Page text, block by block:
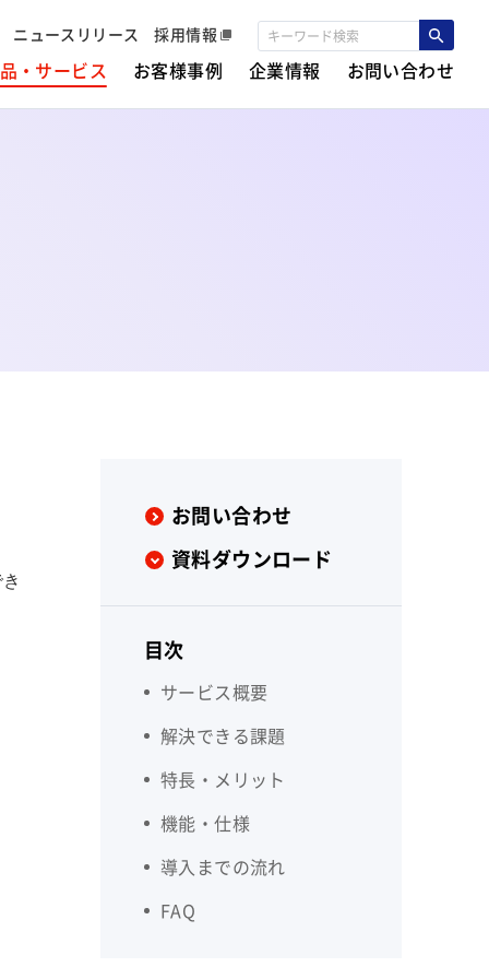
ニュースリリース 採用情報
・サービス お客様事例 企業情報 お問い合わせ
お問い合わせ
資料ダウンロード
目次
サービス概要
解決できる課題
特長・メリット
機能・仕様
導入までの流れ
FAQ